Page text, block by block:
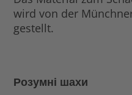
wird von der
gestellt.
Розумні шахи